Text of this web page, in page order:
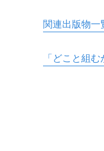
関連出版物一
「どこと組